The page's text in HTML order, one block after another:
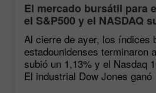
El mercado bursátil para
el S&P500 y el NASDAQ
fuerza tras las
Al cierre de ayer, los índices
estadounidenses terminaron
subió un 1,13% y el Nasdaq
El industrial Dow Jones ganó